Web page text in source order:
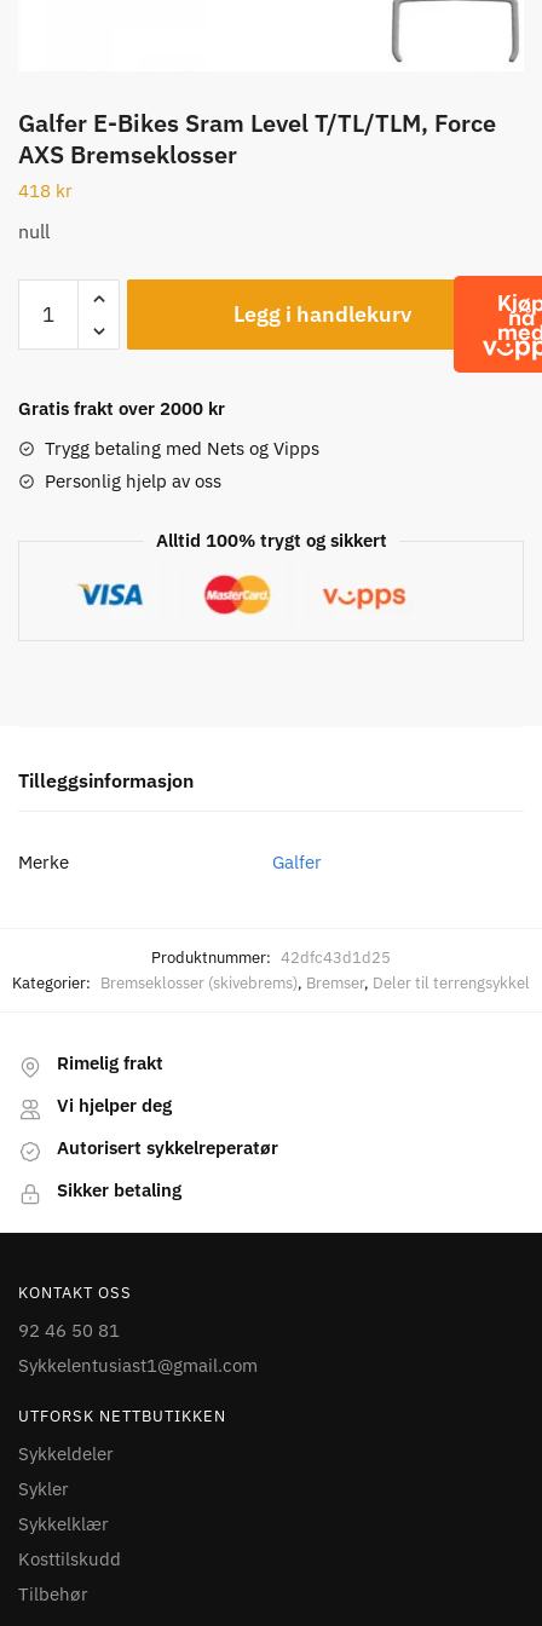
Galfer E-Bikes Sram Level T/TL/TLM, Force
AXS Bremseklosser
418 kr
null
Bikes
Level
T/TL/TLM,
AXS
Legg i handlekurv
Gratis frakt over 2000 kr
Trygg betaling med Nets og Vipps
Personlig hjelp av oss
Alltid 100% trygt og sikkert
Tilleggsinformasjon
Merke Galfer
Produktnummer: 42dfc43d1d25
Kategorier: Bremseklosser (skivebrems), Bremser, Deler til terrengsykkel
Rimelig frakt
Vi hjelper deg
Autorisert sykkelreperatør
Sikker betaling
KONTAKT OSS
92 46 50 81
Sykkelentusiast1@gmail.com
UTFORSK NETTBUTIKKEN
Sykkeldeler
Sykler
Sykkelklær
Kosttilskudd
Tilbehør